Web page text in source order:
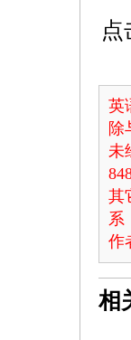
点
英
除
未
其
系
作
相